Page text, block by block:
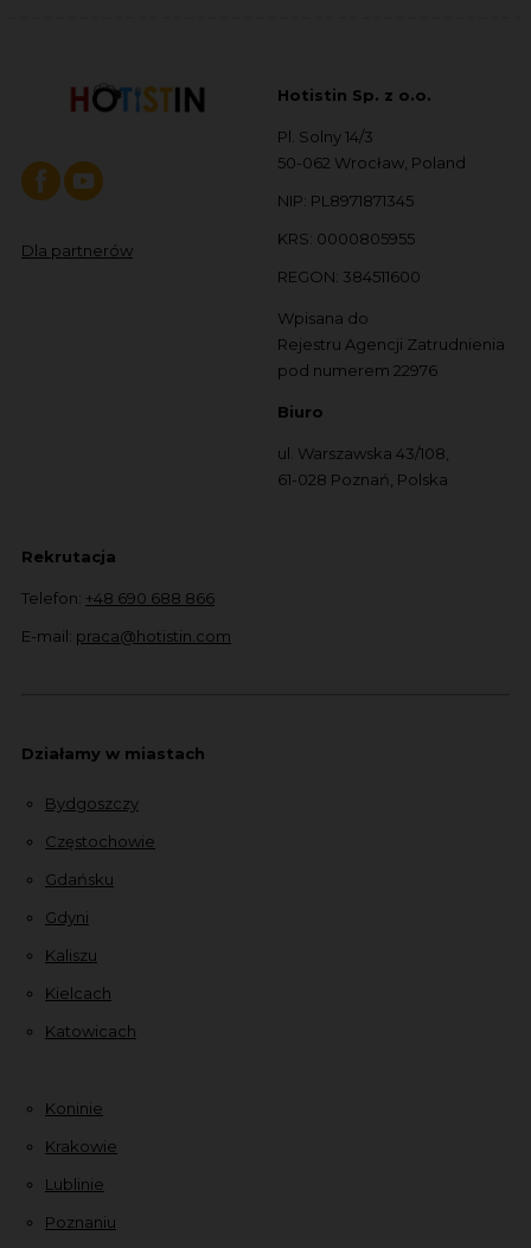
Dla partnerów
Hotistin Sp. z o.o.
Pl. Solny 14/3
50-062 Wrocław, Poland
NIP: PL8971871345
KRS: 0000805955
REGON: 384511600
Wpisana do
Rejestru Agencji Zatrudnienia
pod numerem 22976
Biuro
ul. Warszawska 43/108,
61-028 Poznań, Polska
Rekrutacja
Telefon: +48 690 688 866
E-mail: praca@hotistin.com
Działamy w miastach
Bydgoszczy
Częstochowie
Gdańsku
Gdyni
Kaliszu
Kielcach
Katowicach
Koninie
Krakowie
Lublinie
Poznaniu